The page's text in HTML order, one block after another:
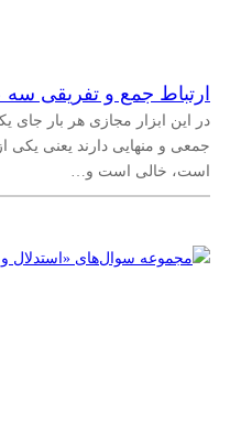
ارتباط جمع و تفریقی سه
در این ابزار مجازی هر بار
جمعی و منهایی دارند یعنی یکی
است، خالی است و…